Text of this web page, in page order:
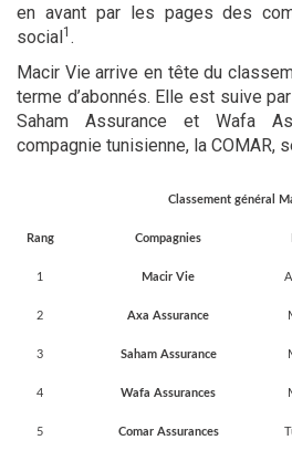
en avant par les pages des
social1 .
Macir Vie arrive en tête du
terme d’abonnés. Elle est suive
Saham Assurance et Wafa
compagnie tunisienne, la COMAR,
Classement général
Rang Compagnies
1 Macir Vie
2 Axa Assurance
3 Saham Assurance
4 Wafa Assurances
5 Comar Assurances